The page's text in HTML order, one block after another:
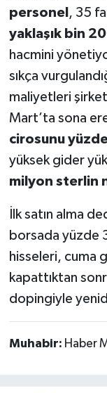
personel , 35
yaklaşık bin
hacmini
sıkça
maliyetleri
Mart’ta sona
cirosunu
yüksek gider
milyon sterlin
İlk satın alma
borsada yüzde
hisseleri, cuma
kapattıktan
dopingiyle
Muhabir: Haber